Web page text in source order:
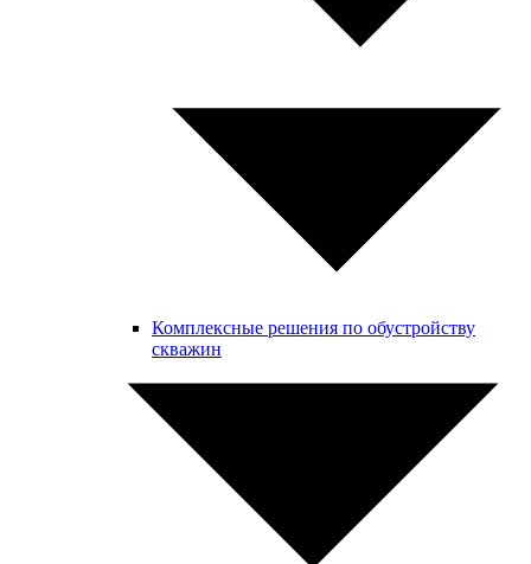
Комплексные решения по обустройству
скважин